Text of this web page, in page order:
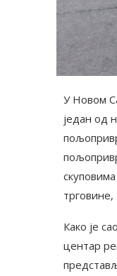
У Новом
један од
Како је
центар